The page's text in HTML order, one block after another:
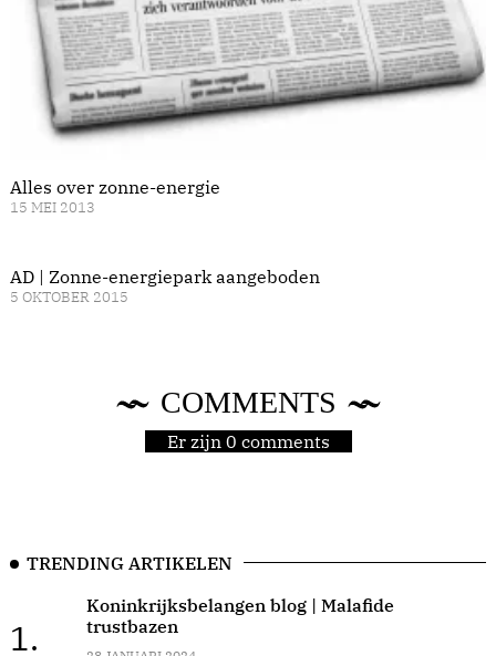
Alles over zonne-energie
15 MEI 2013
AD | Zonne-energiepark aangeboden
5 OKTOBER 2015
COMMENTS
Er zijn 0 comments
TRENDING ARTIKELEN
1.
Koninkrijksbelangen blog | Malafide
trustbazen